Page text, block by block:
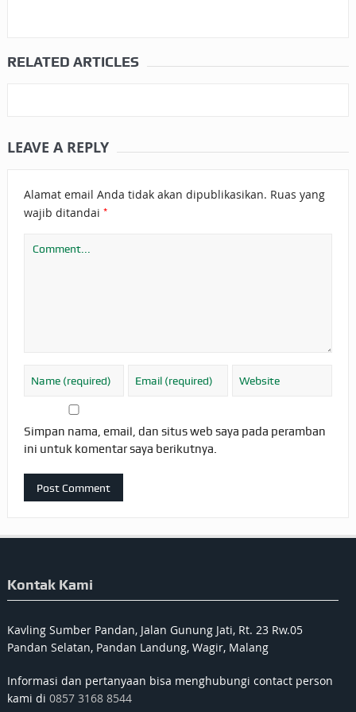
RELATED ARTICLES
LEAVE A REPLY
Alamat email Anda tidak akan dipublikasikan. Ruas yang
wajib ditandai *
Simpan nama, email, dan situs web saya pada peramban
ini untuk komentar saya berikutnya.
Kontak Kami
Kavling Sumber Pandan, Jalan Gunung Jati, Rt. 23 Rw.05
Pandan Selatan, Pandan Landung, Wagir, Malang
Informasi dan pertanyaan bisa menghubungi contact person
kami di 0857 3168 8544